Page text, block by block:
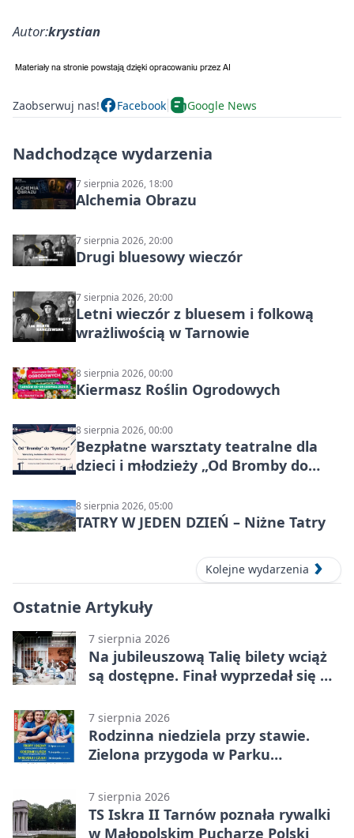
Autor:krystian
Zaobserwuj nas! Facebook Google News
Nadchodzące wydarzenia
7 sierpnia 2026, 18:00
Alchemia Obrazu
7 sierpnia 2026, 20:00
Drugi bluesowy wieczór
7 sierpnia 2026, 20:00
Letni wieczór z bluesem i folkową
wrażliwością w Tarnowie
8 sierpnia 2026, 00:00
Kiermasz Roślin Ogrodowych
8 sierpnia 2026, 00:00
Bezpłatne warsztaty teatralne dla
dzieci i młodzieży „Od Bromby do
8 sierpnia 2026, 05:00
TATRY W JEDEN DZIEŃ – Niżne Tatry
Kolejne wydarzenia
Ostatnie Artykuły
7 sierpnia 2026
Na jubileuszową Talię bilety wciąż
są dostępne. Finał wyprzedał się w
7 sierpnia 2026
Rodzinna niedziela przy stawie.
Zielona przygoda w Parku
7 sierpnia 2026
TS Iskra II Tarnów poznała rywalki
w Małopolskim Pucharze Polski